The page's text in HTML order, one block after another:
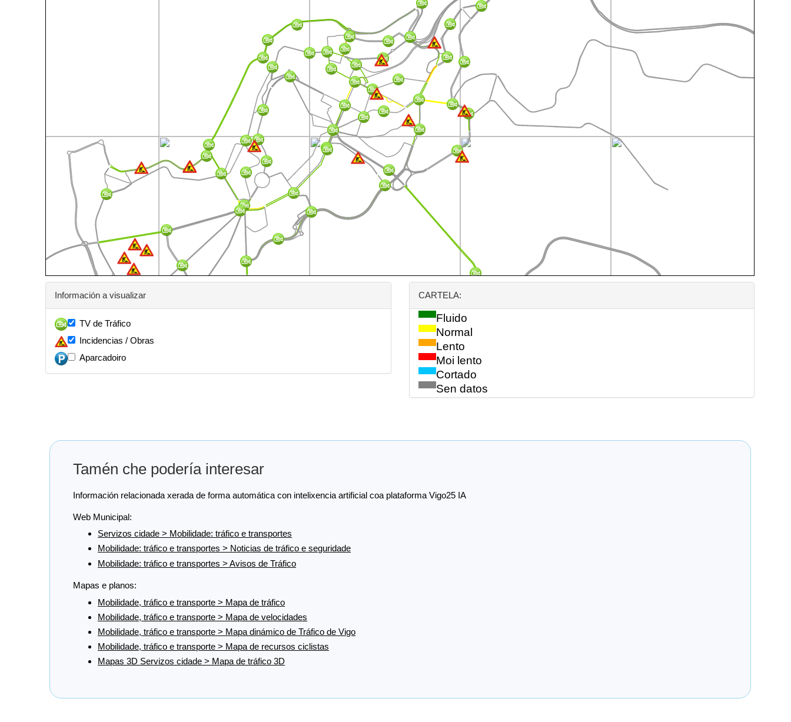
Información a visualizar
TV de Tráfico
Incidencias / Obras
Aparcadoiro
CARTELA:
Fluido
Normal
Lento
Moi lento
Cortado
Sen datos
Tamén che podería interesar
Información relacionada xerada de forma automática con intelixencia artificial coa plataforma Vigo25 IA
Web Municipal:
Servizos cidade > Mobilidade: tráfico e transportes
Mobilidade: tráfico e transportes > Noticias de tráfico e seguridade
Mobilidade: tráfico e transportes > Avisos de Tráfico
Mapas e planos:
Mobilidade, tráfico e transporte > Mapa de tráfico
Mobilidade, tráfico e transporte > Mapa de velocidades
Mobilidade, tráfico e transporte > Mapa dinámico de Tráfico de Vigo
Mobilidade, tráfico e transporte > Mapa de recursos ciclistas
Mapas 3D Servizos cidade > Mapa de tráfico 3D